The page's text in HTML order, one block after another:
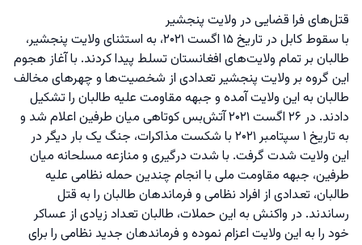
قتل‌های فرا قضایی در ولایت پنجشیر
با سقوط کابل در تاریخ ۱۵ اگست ۲۰۲۱، به استثنای ولایت پنجشیر،
طالبان بر تمام ولایت‌های افغانستان تسلط پیدا کردند. با آغاز هجوم
این گروه بر ولایت پنجشیر تعدادی از شخصیت‌ها و چهرهای مخالف
طالبان به این ولایت آمده و جبهه مقاومت علیه طالبان را تشکیل
دادند. در ۲۶ اگست ۲۰۲۱ آتش‌بس کوتاهی میان طرفین اعلام شد و
به تاریخ ۱ سپتامبر ۲۰۲۱ با شکست مذاکرات، جنگ یک بار دیگر در
این ولایت شدت گرفت. با شدت درگیری و منازعه مسلحانه میان
طرفین، جبهه مقاومت ملی با انجام چندین حمله نظامی علیه
طالبان، تعدادی از افراد نظامی و فرماندهان طالبان را به قتل
رساندند. در واکنش به این حملات، طالبان تعداد زیادی از عساکر
خود را به این ولایت اعزام نموده و فرماندهان جدید نظامی را برای